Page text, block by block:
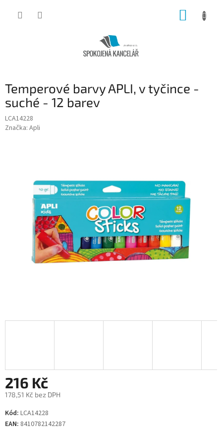
Temperové barvy APLI, v tyčince -
suché - 12 barev
LCA14228
Značka: Apli
216 Kč
178,51 Kč bez DPH
Měrná
cena:
Kód: LCA14228
EAN: 8410782142287